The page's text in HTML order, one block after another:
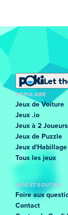
Let
POPULAIRE
Jeux de Voiture
Jeux .io
Jeux à 2 Joueurs
Jeux de Puzzle
Jeux d'Habillage
Tous les jeux
AIDE ET SOUTIEN
Foire aux
Contact